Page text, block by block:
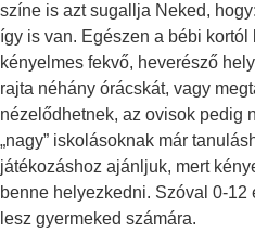
színe is azt sugallja Neked,
így is van. Egészen a bébi
kényelmes fekvő, heverésző
rajta néhány órácskát, vagy
nézelődhetnek, az ovisok pedig
„nagy” iskolásoknak már
játékozáshoz ajánljuk, mert
benne helyezkedni. Szóval 0-
lesz gyermeked számára.